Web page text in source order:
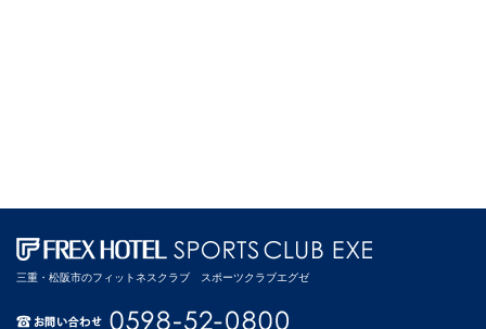
三重・松阪市のフィットネスクラブ スポーツクラブエグゼ